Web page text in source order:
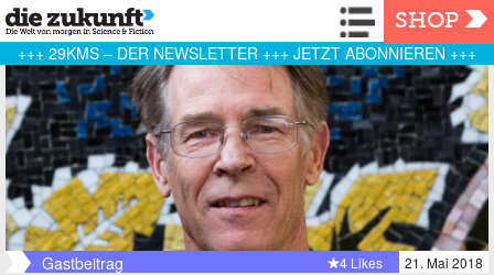
Navigation
SHOP
+++ 29KMS – DER NEWSLETTER +++ JETZT ABONNIEREN +++
Gastbeitrag 21. Mai 2018
4 Likes